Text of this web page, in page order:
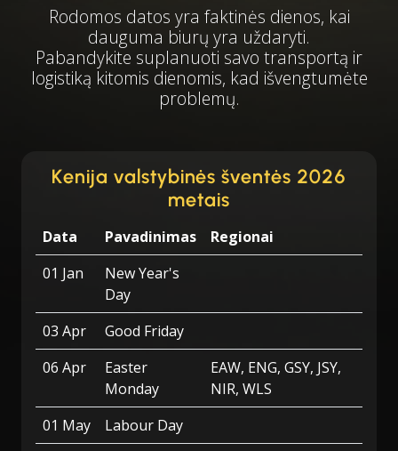
Rodomos datos yra faktinės dienos, kai
dauguma biurų yra uždaryti.
Pabandykite suplanuoti savo transportą ir
logistiką kitomis dienomis, kad išvengtumėte
problemų.
Kenija valstybinės šventės 2026
metais
Data Pavadinimas
Regionai
01 Jan
New Year's
Day
03 Apr
Good Friday
06 Apr
Easter
Monday
EAW, ENG, GSY, JSY,
NIR, WLS
01 May
Labour Day